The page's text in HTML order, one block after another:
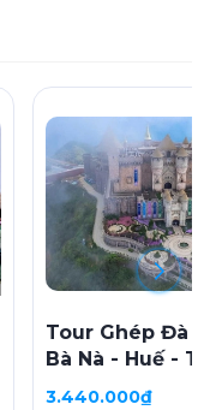
Tour Ghép Đà
Bà Nà - Huế -
(4N3D, thứ 5,
3.440.000₫